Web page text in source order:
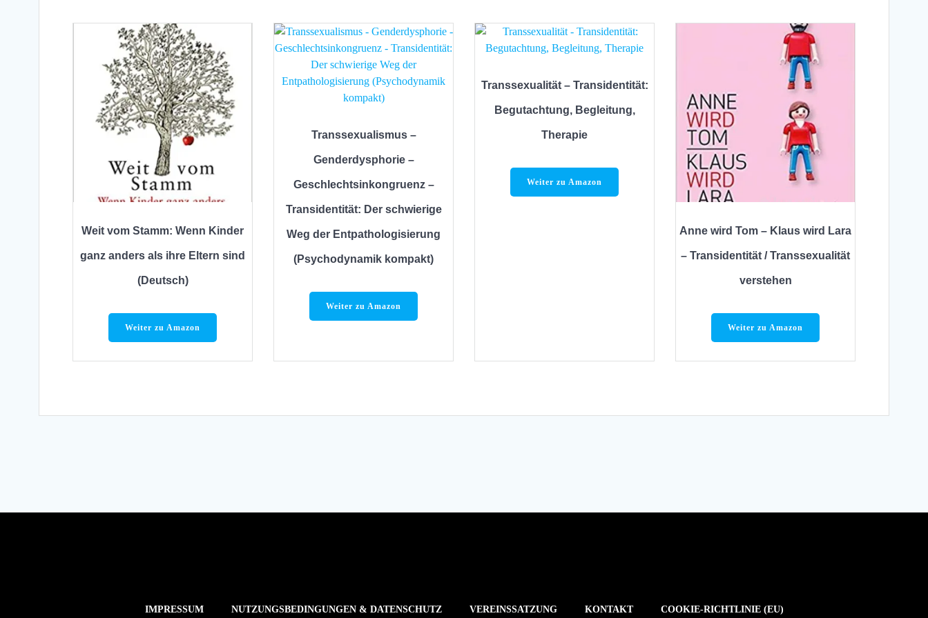
Weit vom Stamm: Wenn Kinder
ganz anders als ihre Eltern sind
(Deutsch)
Weiter zu Amazon
Transsexualismus –
Genderdysphorie –
Geschlechtsinkongruenz –
Transidentität: Der schwierige
Weg der Entpathologisierung
(Psychodynamik kompakt)
Weiter zu Amazon
Transsexualität – Transidentität:
Begutachtung, Begleitung,
Therapie
Weiter zu Amazon
Anne wird Tom – Klaus wird Lara
– Transidentität / Transsexualität
verstehen
Weiter zu Amazon
IMPRESSUM NUTZUNGSBEDINGUNGEN & DATENSCHUTZ VEREINSSATZUNG KONTAKT COOKIE-RICHTLINIE (EU)